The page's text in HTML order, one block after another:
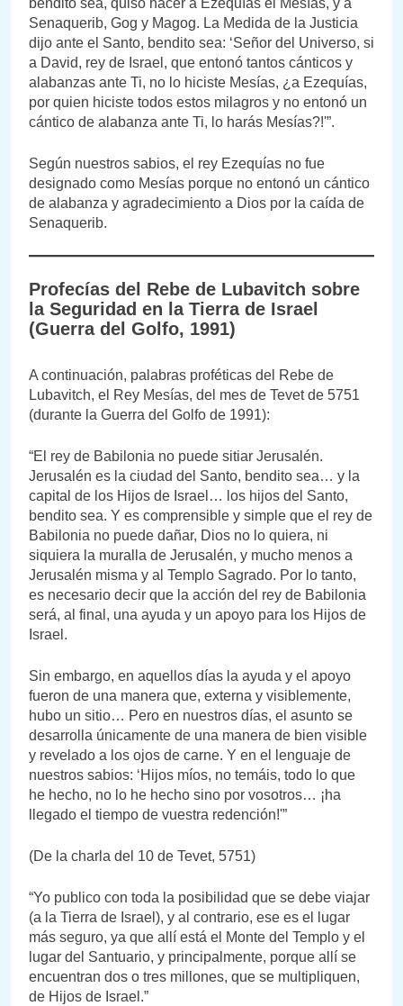
bendito sea, quiso hacer a Ezequías el Mesías, y a
Senaquerib, Gog y Magog. La Medida de la Justicia
dijo ante el Santo, bendito sea: ‘Señor del Universo, si
a David, rey de Israel, que entonó tantos cánticos y
alabanzas ante Ti, no lo hiciste Mesías, ¿a Ezequías,
por quien hiciste todos estos milagros y no entonó un
cántico de alabanza ante Ti, lo harás Mesías?!'”.
Según nuestros sabios, el rey Ezequías no fue
designado como Mesías porque no entonó un cántico
de alabanza y agradecimiento a Dios por la caída de
Senaquerib.
Profecías del Rebe de Lubavitch sobre
la Seguridad en la Tierra de Israel
(Guerra del Golfo, 1991)
A continuación, palabras proféticas del Rebe de
Lubavitch, el Rey Mesías, del mes de Tevet de 5751
(durante la Guerra del Golfo de 1991):
“El rey de Babilonia no puede sitiar Jerusalén.
Jerusalén es la ciudad del Santo, bendito sea… y la
capital de los Hijos de Israel… los hijos del Santo,
bendito sea. Y es comprensible y simple que el rey de
Babilonia no puede dañar, Dios no lo quiera, ni
siquiera la muralla de Jerusalén, y mucho menos a
Jerusalén misma y al Templo Sagrado. Por lo tanto,
es necesario decir que la acción del rey de Babilonia
será, al final, una ayuda y un apoyo para los Hijos de
Israel.
Sin embargo, en aquellos días la ayuda y el apoyo
fueron de una manera que, externa y visiblemente,
hubo un sitio… Pero en nuestros días, el asunto se
desarrolla únicamente de una manera de bien visible
y revelado a los ojos de carne. Y en el lenguaje de
nuestros sabios: ‘Hijos míos, no temáis, todo lo que
he hecho, no lo he hecho sino por vosotros… ¡ha
llegado el tiempo de vuestra redención!'”
(De la charla del 10 de Tevet, 5751)
“Yo publico con toda la posibilidad que se debe viajar
(a la Tierra de Israel), y al contrario, ese es el lugar
más seguro, ya que allí está el Monte del Templo y el
lugar del Santuario, y principalmente, porque allí se
encuentran dos o tres millones, que se multipliquen,
de Hijos de Israel.”